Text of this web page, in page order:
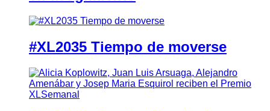
#XL2035 Tiempo de moverse